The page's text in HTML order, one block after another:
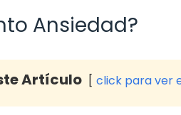
Ansiedad?
Artículo click para ver